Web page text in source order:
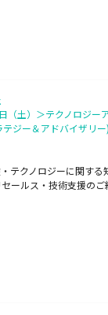
（土）＞テクノロジー
ジー＆アドバイザリ
テクノロジーに関す
ールス・技術支援のご